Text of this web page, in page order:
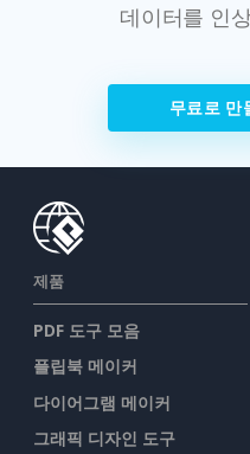
데이터를 인
무료로 만
제품
PDF 도구 모음
플립북 메이커
다이어그램 메이커
그래픽 디자인 도구